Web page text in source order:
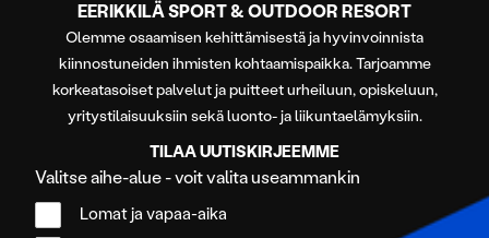
EERIKKILÄ SPORT & OUTDOOR RESORT
Olemme osaamisen kehittämisestä ja hyvinvoinnista
kiinnostuneiden ihmisten kohtaamispaikka. Tarjoamme
korkeatasoiset palvelut ja puitteet urheiluun, opiskeluun,
yritystilaisuuksiin sekä luonto- ja liikuntaelämyksiin.
TILAA UUTISKIRJEEMME
Valitse aihe-alue - voit valita useammankin
Lomat ja vapaa-aika